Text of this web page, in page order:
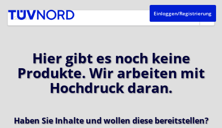
Einloggen/Registrierung
Hier gibt es noch keine
Produkte. Wir arbeiten mit
Hochdruck daran.
Haben Sie Inhalte und wollen diese bereitstellen?